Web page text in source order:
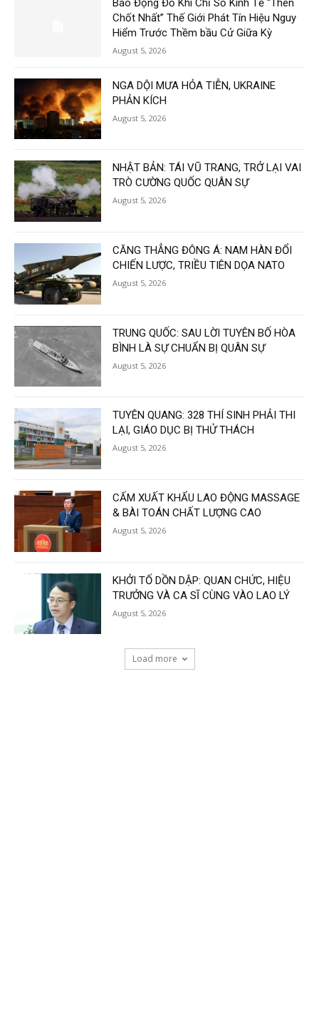
Báo Động Đỏ Khi Chỉ Số Kinh Tế “Then
Chốt Nhất” Thế Giới Phát Tín Hiệu Nguy
Hiểm Trước Thềm bầu Cử Giữa Kỳ
August 5, 2026
NGA DỘI MƯA HỎA TIỄN, UKRAINE
PHẢN KÍCH
August 5, 2026
NHẬT BẢN: TÁI VŨ TRANG, TRỞ LẠI VAI
TRÒ CƯỜNG QUỐC QUÂN SỰ
August 5, 2026
CĂNG THẲNG ĐÔNG Á: NAM HÀN ĐỔI
CHIẾN LƯỢC, TRIỀU TIÊN DỌA NATO
August 5, 2026
TRUNG QUỐC: SAU LỜI TUYÊN BỐ HÒA
BÌNH LÀ SỰ CHUẨN BỊ QUÂN SỰ
August 5, 2026
TUYÊN QUANG: 328 THÍ SINH PHẢI THI
LẠI, GIÁO DỤC BỊ THỬ THÁCH
August 5, 2026
CẤM XUẤT KHẨU LAO ĐỘNG MASSAGE
& BÀI TOÁN CHẤT LƯỢNG CAO
August 5, 2026
KHỞI TỐ DỒN DẬP: QUAN CHỨC, HIỆU
TRƯỞNG VÀ CA SĨ CÙNG VÀO LAO LÝ
August 5, 2026
Load more